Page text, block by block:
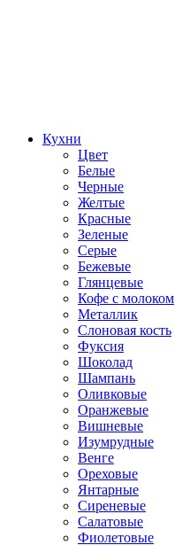
Кухни
Цвет
Белые
Черные
Желтые
Красные
Зеленые
Серые
Бежевые
Глянцевые
Кофе с молоком
Металлик
Слоновая кость
Фуксия
Шоколад
Шампань
Оливковые
Оранжевые
Вишневые
Изумрудные
Венге
Ореховые
Янтарные
Сиреневые
Салатовые
Фиолетовые